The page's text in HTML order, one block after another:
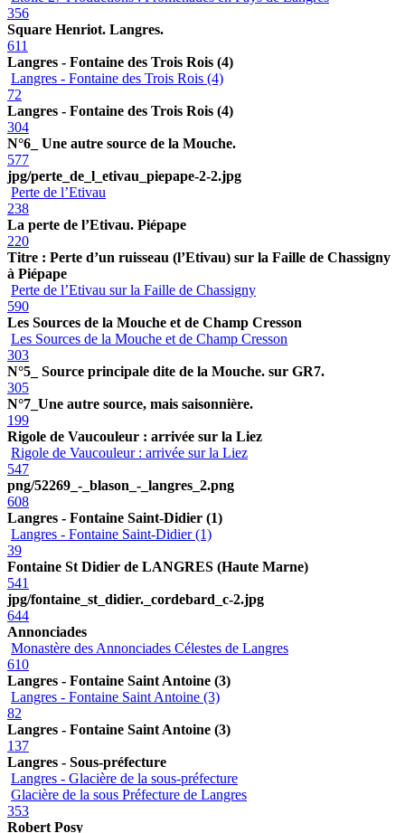
356
Square Henriot. Langres.
611
Langres - Fontaine des Trois Rois (4)
Langres - Fontaine des Trois Rois (4)
72
Langres - Fontaine des Trois Rois (4)
304
N°6_ Une autre source de la Mouche.
577
jpg/perte_de_l_etivau_piepape-2-2.jpg
Perte de l’Etivau
238
La perte de l’Etivau. Piépape
220
Titre : Perte d’un ruisseau (l’Etivau) sur la Faille de Chassigny
à Piépape
Perte de l’Etivau sur la Faille de Chassigny
590
Les Sources de la Mouche et de Champ Cresson
Les Sources de la Mouche et de Champ Cresson
303
N°5_ Source principale dite de la Mouche. sur GR7.
305
N°7_Une autre source, mais saisonnière.
199
Rigole de Vaucouleur : arrivée sur la Liez
Rigole de Vaucouleur : arrivée sur la Liez
547
png/52269_-_blason_-_langres_2.png
608
Langres - Fontaine Saint-Didier (1)
Langres - Fontaine Saint-Didier (1)
39
Fontaine St Didier de LANGRES (Haute Marne)
541
jpg/fontaine_st_didier._cordebard_c-2.jpg
644
Annonciades
Monastère des Annonciades Célestes de Langres
610
Langres - Fontaine Saint Antoine (3)
Langres - Fontaine Saint Antoine (3)
82
Langres - Fontaine Saint Antoine (3)
137
Langres - Sous-préfecture
Langres - Glacière de la sous-préfecture
Glacière de la sous Préfecture de Langres
353
Robert Posy